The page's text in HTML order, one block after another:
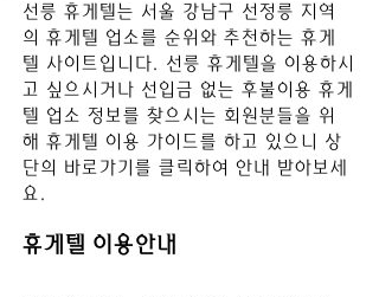
선릉 휴게텔는 서울 강남구 선정릉 지역
의 휴게텔 업소를 순위와 추천하는 휴게
텔 사이트입니다. 선릉 휴게텔을 이용하시
고 싶으시거나 선입금 없는 후불이용 휴게
텔 업소 정보를 찾으시는 회원분들을 위
해 휴게텔 이용 가이드를 하고 있으니 상
단의 바로가기를 클릭하여 안내 받아보세
요.
휴게텔 이용안내